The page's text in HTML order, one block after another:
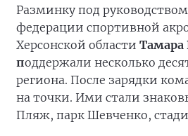
Разминку под
федерации спортивной
Херсонской области Тамара
поддержали несколько
региона. После зарядки
на точки. Ими стали
Пляж, парк Шевченко,